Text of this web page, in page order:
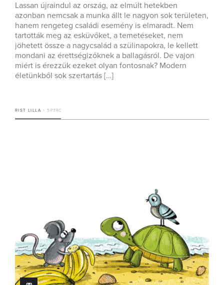
Lassan újraindul az ország, az elmúlt hetekben
azonban nemcsak a munka állt le nagyon sok területen,
hanem rengeteg családi esemény is elmaradt. Nem
tartották meg az esküvőket, a temetéseket, nem
jöhetett össze a nagycsalád a szülinapokra, le kellett
mondani az érettségizőknek a ballagásról. De vajon
miért is érezzük ezeket olyan fontosnak? Modern
életünkből sok szertartás […]
RIST LILLA 5 PERC